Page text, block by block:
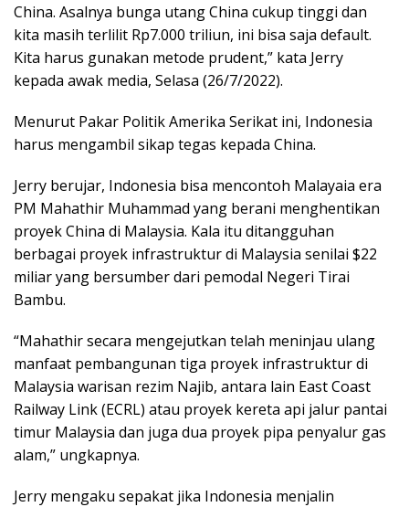
China. Asalnya bunga utang China cukup tinggi dan
kita masih terlilit Rp7.000 triliun, ini bisa saja default.
Kita harus gunakan metode prudent,” kata Jerry
kepada awak media, Selasa (26/7/2022).
Menurut Pakar Politik Amerika Serikat ini, Indonesia
harus mengambil sikap tegas kepada China.
Jerry berujar, Indonesia bisa mencontoh Malayaia era
PM Mahathir Muhammad yang berani menghentikan
proyek China di Malaysia. Kala itu ditangguhan
berbagai proyek infrastruktur di Malaysia senilai $22
miliar yang bersumber dari pemodal Negeri Tirai
Bambu.
“Mahathir secara mengejutkan telah meninjau ulang
manfaat pembangunan tiga proyek infrastruktur di
Malaysia warisan rezim Najib, antara lain East Coast
Railway Link (ECRL) atau proyek kereta api jalur pantai
timur Malaysia dan juga dua proyek pipa penyalur gas
alam,” ungkapnya.
Jerry mengaku sepakat jika Indonesia menjalin